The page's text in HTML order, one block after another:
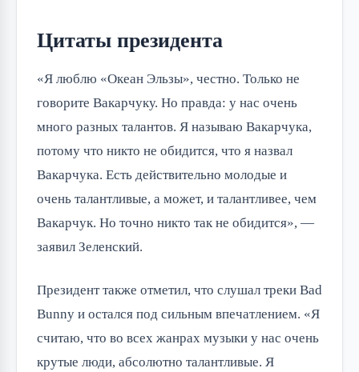
Цитаты президента
«Я люблю «Океан Эльзы», честно. Только не
говорите Вакарчуку. Но правда: у нас очень
много разных талантов. Я называю Вакарчука,
потому что никто не обидится, что я назвал
Вакарчука. Есть действительно молодые и
очень талантливые, а может, и талантливее, чем
Вакарчук. Но точно никто так не обидится», —
заявил Зеленский.
Президент также отметил, что слушал треки Bad
Bunny и остался под сильным впечатлением. «Я
считаю, что во всех жанрах музыки у нас очень
крутые люди, абсолютно талантливые. Я